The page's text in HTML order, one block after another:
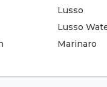
Lusso
Lusso
Marinaro